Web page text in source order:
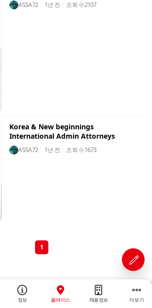
ASSA72 1년 전 조회 수2107
Korea & New beginnings
International Admin Attorneys
ASSA72 1년 전 조회 수1673
1
정보 플레이스 채용정보 더보기